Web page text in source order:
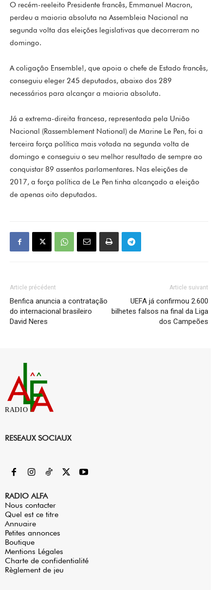
O recém-reeleito Presidente francês, Emmanuel Macron,
perdeu a maioria absoluta na Assembleia Nacional na
segunda volta das eleições legislativas que decorreram no
domingo.
A coligação Ensemble!, que apoia o chefe de Estado francês,
conseguiu eleger 245 deputados, abaixo dos 289
necessários para alcançar a maioria absoluta.
Já a extrema-direita francesa, representada pela União
Nacional (Rassemblement National) de Marine Le Pen, foi a
terceira força política mais votada na segunda volta de
domingo e conseguiu o seu melhor resultado de sempre ao
conquistar 89 assentos parlamentares. Nas eleições de
2017, a força política de Le Pen tinha alcançado a eleição
de apenas oito deputados.
Article précédent
Benfica anuncia a contratação
do internacional brasileiro
David Neres
Article suivant
UEFA já confirmou 2.600
bilhetes falsos na final da Liga
dos Campeões
RADIO
RESEAUX SOCIAUX
RADIO ALFA
Nous contacter
Quel est ce titre
Annuaire
Petites annonces
Boutique
Mentions Légales
Charte de confidentialité
Règlement de jeu